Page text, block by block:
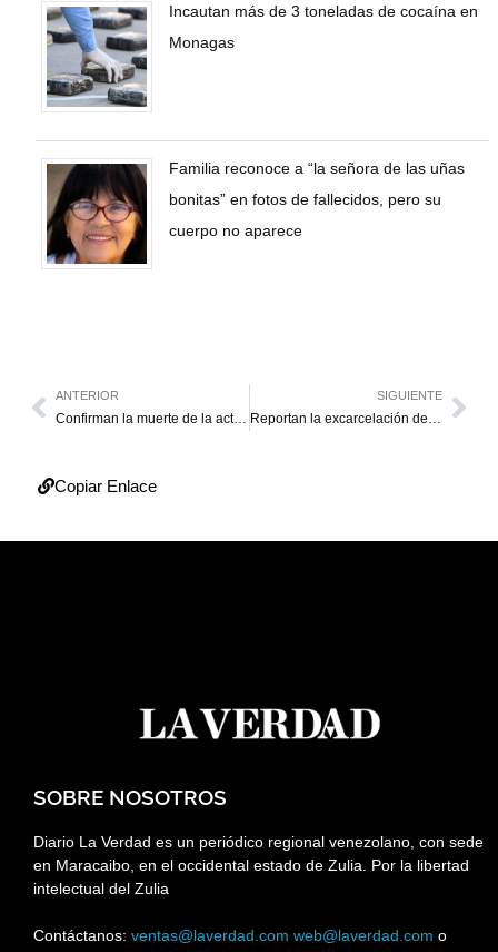
Incautan más de 3 toneladas de cocaína en
Monagas
Familia reconoce a “la señora de las uñas
bonitas” en fotos de fallecidos, pero su
cuerpo no aparece
ANTERIOR
Confirman la muerte de la actriz Yorgelys Delgado y su madre tras los terremotos
SIGUIENTE
Copiar Enlace
SOBRE NOSOTROS
Diario La Verdad es un periódico regional venezolano, con sede
en Maracaibo, en el occidental estado de Zulia. Por la libertad
intelectual del Zulia
Contáctanos: ventas@laverdad.com web@laverdad.com o